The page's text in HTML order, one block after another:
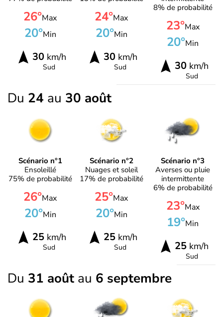
26°Max
20°Min
30km/h
Sud
24°Max
20°Min
30km/h
Sud
8% de probabilité
23°Max
20°Min
30 km/h
Sud
Du 24 au 30 août
Scénario n°1
Ensoleillé
75% de probabilité
26°Max
20°Min
25km/h
Sud
Scénario n°2
Nuages et soleil
17% de probabilité
25°Max
20°Min
25km/h
Sud
Scénario n°3
Averses ou pluie
intermittente
6% de probabilité
23°Max
19°Min
25 km/h
Sud
Du 31 août au 6 septembre